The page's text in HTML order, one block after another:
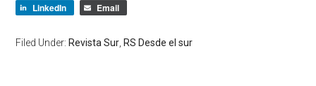
LinkedIn
Email
Filed Under: Revista Sur RS Desde el sur